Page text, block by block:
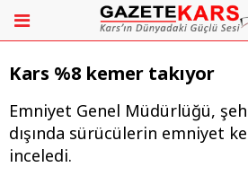
Kars %8 kemer takıyor
Emniyet Genel Müdürlüğü,
dışında sürücülerin emniyet
inceledi.